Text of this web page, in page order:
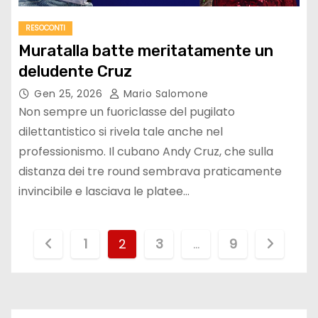
RESOCONTI
Muratalla batte meritatamente un
deludente Cruz
Gen 25, 2026 Mario Salomone
Non sempre un fuoriclasse del pugilato
dilettantistico si rivela tale anche nel
professionismo. Il cubano Andy Cruz, che sulla
distanza dei tre round sembrava praticamente
invincibile e lasciava le platee…
1 2 3 … 9